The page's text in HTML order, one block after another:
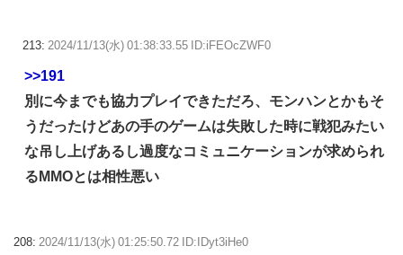
213: 2024/11/13(水) 01:38:33.55 ID:iFEOcZWF0
>>191
別に今までも協力プレイできただろ、モンハンとかもそ
うだったけどあの手のゲームは失敗した時に戦犯みたい
な吊し上げあるし過度なコミュニケーションが求められ
るMMOとは相性悪い
208: 2024/11/13(水) 01:25:50.72 ID:IDyt3iHe0